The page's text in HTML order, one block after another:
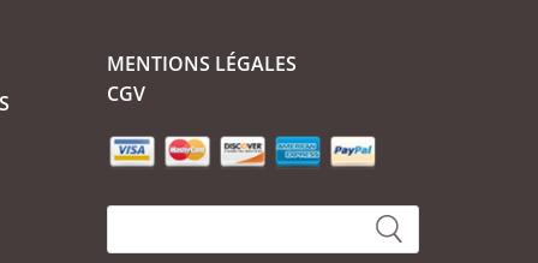
MENTIONS LÉGALES
CGV